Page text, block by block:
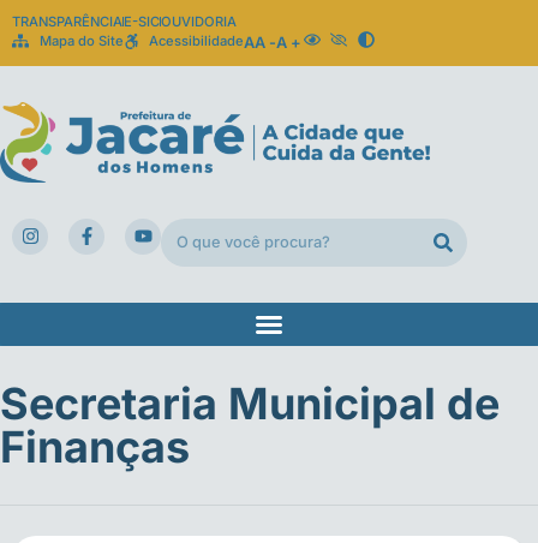
TRANSPARÊNCIAE-SICOUVIDORIA
Mapa do Site
AcessibilidadeAA -A +
Secretaria Municipal de
Finanças